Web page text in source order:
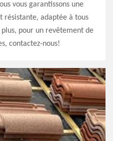
vous garantissons une
résistante, adaptée à tous
pour un revêtement de
contactez-nous!